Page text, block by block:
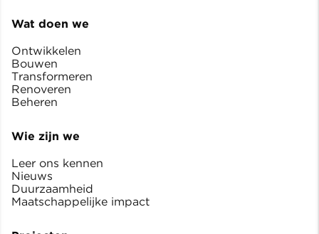
Wat doen we
Ontwikkelen
Bouwen
Transformeren
Renoveren
Beheren
Wie zijn we
Leer ons kennen
Nieuws
Duurzaamheid
Maatschappelijke impact